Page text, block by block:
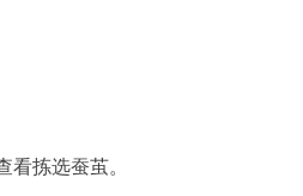
拣选蚕茧。